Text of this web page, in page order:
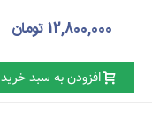
12,800,000 تومان
افزودن به سبد خرید